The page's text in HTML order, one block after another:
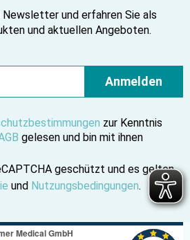
Newsletter und erfahren Sie als
und aktuellen Angeboten.
Anmelden
zur Kenntnis
gelesen und bin mit ihnen
geschützt und es gelten
und Nutzungsbedingungen.